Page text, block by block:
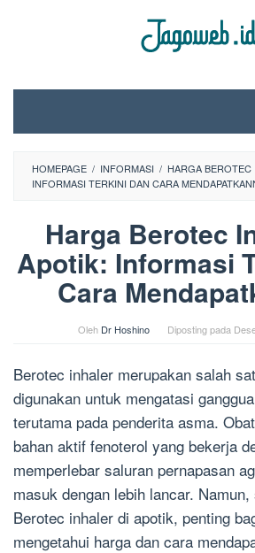
HOMEPAGE / INFORMASI / HARGA
INFORMASI TERKINI DAN CARA
Harga Berotec
Apotik: Informasi
Cara
Oleh Dr Hoshino Diposting pada
Berotec inhaler merupakan salah
digunakan untuk mengatasi
terutama pada penderita asma.
bahan aktif fenoterol yang bekerja
memperlebar saluran pernapasan
masuk dengan lebih lancar.
Berotec inhaler di apotik, penting
mengetahui harga dan cara